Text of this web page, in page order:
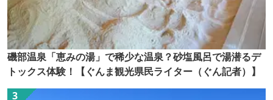
磯部温泉「恵みの湯」で稀少な温泉？砂塩風呂で湯潜るデ
トックス体験！【ぐんま観光県民ライター（ぐん記者）】